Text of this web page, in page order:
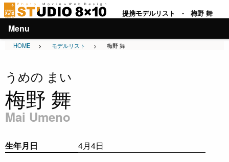
提携モデルリスト - 梅野 舞
Menu
HOME > モデルリスト > 梅野 舞
Mai Umeno
うめの まい
梅野 舞
生年月日 4月4日